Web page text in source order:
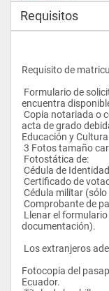
progreso cultural,
Ofrecer carreras que respondan a las reales necesidades del
Metodología a
distancia recorrerá
aprendizaje de
estará apoyado
quienes
desde la matriz a
comunicación que
guía didáctica, por
respectivas
distancia.
La UCSG utilizará
metodológica
ubicados aspectos
estudio y
Vías de
Tradicionales:
Requisitos
Requisito de
encuentra
acta de grado
Educación y
3 Fotos tamaño
Fotostática de:
Cédula de Identidad
Certificado de
Cédula militar (sólo
Comprobante de
documentación).
Los extranjeros
Fotocopia del
Ecuador.